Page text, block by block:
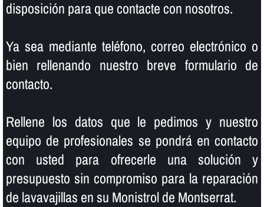
disposición para que contacte con nosotros.
Ya sea mediante teléfono, correo electrónico o
bien rellenando nuestro breve formulario de
contacto.
Rellene los datos que le pedimos y nuestro
equipo de profesionales se pondrá en contacto
con usted para ofrecerle una solución y
presupuesto sin compromiso para la reparación
de lavavajillas en su Monistrol de Montserrat.